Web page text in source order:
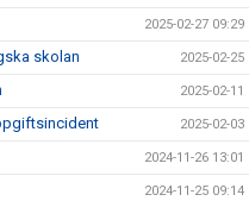
2025-02-27 09:29
skolan 2025-02-25
2025-02-11
2025-02-03
2024-11-26 13:01
2024-11-25 09:14